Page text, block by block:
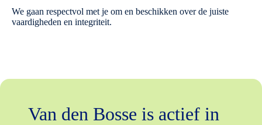
We gaan respectvol met je om en beschikken over de juiste
vaardigheden en integriteit.
Van den Bosse is actief in